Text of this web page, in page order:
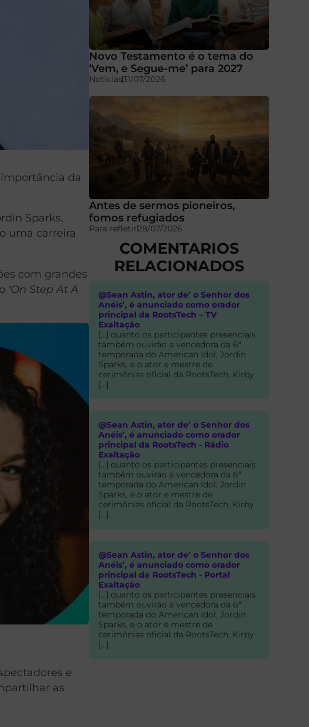
da
Sparks.
uma carreira
com grandes
‘On Step At A
e
as
Novo Testamento é o tema do
‘Vem, e Segue-me’ para 2027
Notícias31/07/2026
Antes de sermos pioneiros,
fomos refugiados
Para refletir28/07/2026
COMENTARIOS
RELACIONADOS
@Sean Astin, ator de’ o Senhor dos
Anéis’, é anunciado como orador
principal da RootsTech – TV
Exaltação
[…] quanto os participantes presenciais
também ouvirão a vencedora da 6ª
temporada do American Idol, Jordin
Sparks, e o ator e mestre de
cerimônias oficial da RootsTech, Kirby
[…]
@Sean Astin, ator de’ o Senhor dos
Anéis’, é anunciado como orador
principal da RootsTech - Rádio
Exaltação
[…] quanto os participantes presenciais
também ouvirão a vencedora da 6ª
temporada do American Idol, Jordin
Sparks, e o ator e mestre de
cerimônias oficial da RootsTech, Kirby
[…]
@Sean Astin, ator de’ o Senhor dos
Anéis’, é anunciado como orador
principal da RootsTech - Portal
Exaltação
[…] quanto os participantes presenciais
também ouvirão a vencedora da 6ª
temporada do American Idol, Jordin
Sparks, e o ator e mestre de
cerimônias oficial da RootsTech, Kirby
[…]